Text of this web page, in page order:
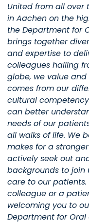
United from all over
in Aachen on the
the Department for
brings together
and expertise to
colleagues hailing
globe, we value
comes from our
cultural
can better
needs of our
all walks of life. We
makes for a
actively seek out
backgrounds to join
care to our
colleague or a
welcoming you to
Department for Oral